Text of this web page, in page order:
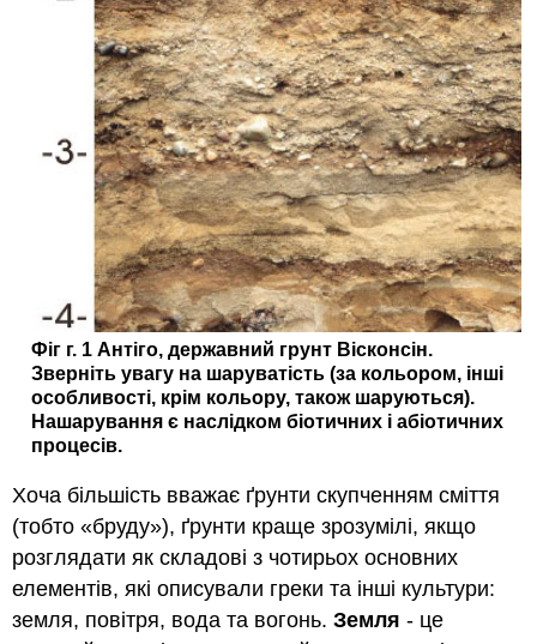
Фіг г. 1 Антіго, державний грунт Вісконсін.
Зверніть увагу на шаруватість (за кольором, інші
особливості, крім кольору, також шаруються).
Нашарування є наслідком біотичних і абіотичних
процесів.
Хоча більшість вважає ґрунти скупченням сміття
(тобто «бруду»), ґрунти краще зрозумілі, якщо
розглядати як складові з чотирьох основних
елементів, які описували греки та інші культури:
земля, повітря, вода та вогонь.Земля - це